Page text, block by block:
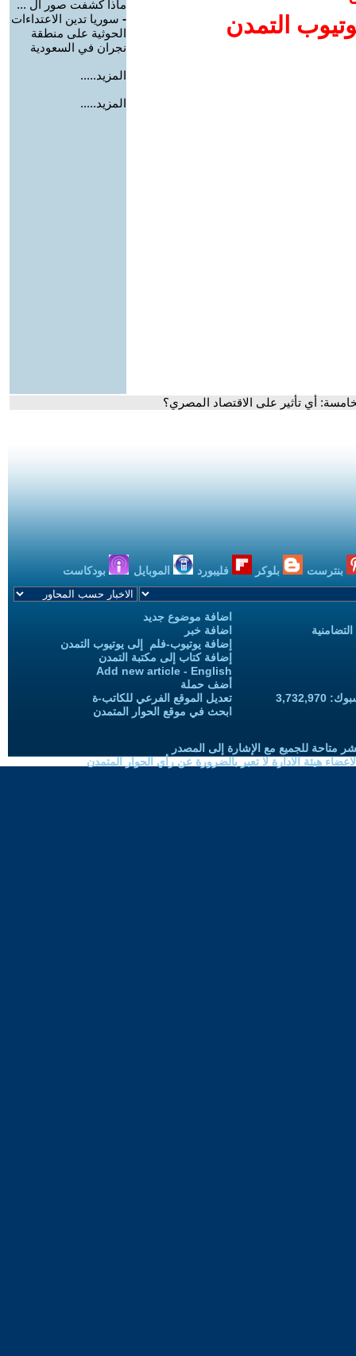
التمدن
ماذا كشفت صور ال ...
- سوريا تدين الاعتداءات
الحوثية على منطقة
نجران في السعودية
المزيد.....
المزيد.....
أي تأثير على الاقتصاد المصري؟
بنترست بلوكر فليبورد الموبايل بودكاست
اضافة موضوع جديد
اضافة خبر
إضافة يوتيوب-فلم إلى يوتيوب التمدن
إضافة كتاب إلى مكتبة التمدن
Add new article - English
أضف حملة
تعديل الموقع الفرعي للكاتب-ة
ابحث في موقع الحوار المتمدن
متاحة للجميع مع الإشارة إلى المصدر
هيئة الادارة لا تعبر بالضرورة عن رأي الحوار المتمدن